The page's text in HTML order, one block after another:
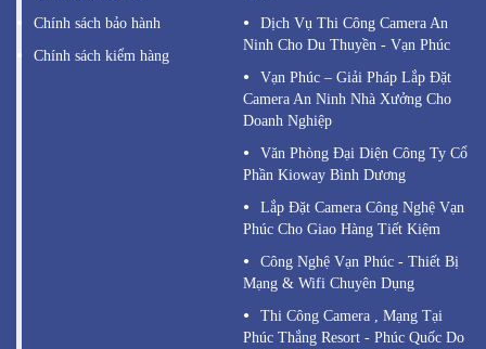
Chính sách bảo hành
Chính sách kiểm hàng
Dịch Vụ Thi Công Camera An
Ninh Cho Du Thuyền - Vạn Phúc
Vạn Phúc – Giải Pháp Lắp Đặt
Camera An Ninh Nhà Xưởng Cho
Doanh Nghiệp
Văn Phòng Đại Diện Công Ty Cổ
Phần Kioway Bình Dương
Lắp Đặt Camera Công Nghệ Vạn
Phúc Cho Giao Hàng Tiết Kiệm
Công Nghệ Vạn Phúc - Thiết Bị
Mạng & Wifi Chuyên Dụng
Thi Công Camera , Mạng Tại
Phúc Thắng Resort - Phúc Quốc Do